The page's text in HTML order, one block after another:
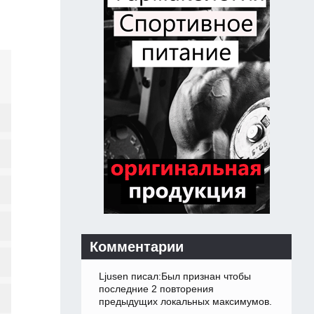
Комментарии
Ljusen писал:Был признан чтобы
последние 2 повторения
предыдущих локальных максимумов.